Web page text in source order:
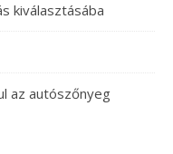
kiválasztásába
az autószőnyeg